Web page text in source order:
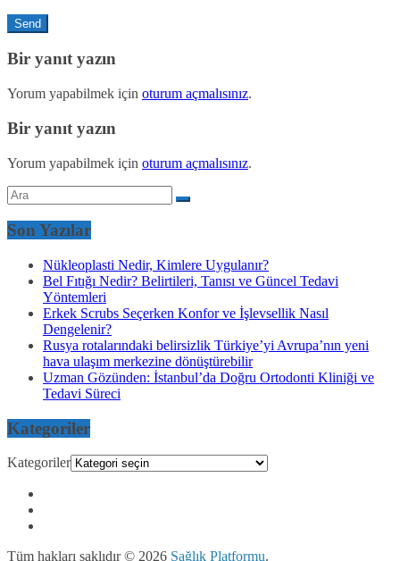
Bir yanıt yazın
Yorum yapabilmek için oturum açmalısınız.
Bir yanıt yazın
Yorum yapabilmek için oturum açmalısınız.
Son Yazılar
Nükleoplasti Nedir, Kimlere Uygulanır?
Bel Fıtığı Nedir? Belirtileri, Tanısı ve Güncel Tedavi
Yöntemleri
Erkek Scrubs Seçerken Konfor ve İşlevsellik Nasıl
Dengelenir?
Rusya rotalarındaki belirsizlik Türkiye’yi Avrupa’nın yeni
hava ulaşım merkezine dönüştürebilir
Uzman Gözünden: İstanbul’da Doğru Ortodonti Kliniği ve
Tedavi Süreci
Kategoriler
Kategoriler
Tüm hakları saklıdır © 2026 Sağlık Platformu.